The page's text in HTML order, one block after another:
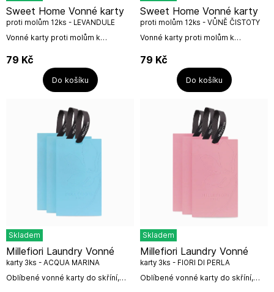
Vonné karty proti molům k
provoní skříně, šatny, šatníky s
účinností proti molům.Karty mají
Sweet Home Vonné karty
proti molům 12ks - LEVANDULE
79 Kč
Do košíku
Vonné karty proti molům k
provoní skříně, šatny, šatníky s
účinností proti molům.Karty mají
Sweet Home Vonné karty
proti molům 12ks - VŮNĚ ČISTOTY
79 Kč
Do košíku
Skladem
Oblíbené vonné karty do skříní,
Millefiori Laundry Vonné
karty 3ks - ACQUA MARINA
Skladem
Oblíbené vonné karty do skříní,
Millefiori Laundry Vonné
karty 3ks - FIORI DI PERLA